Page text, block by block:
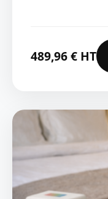
489,96€ HT